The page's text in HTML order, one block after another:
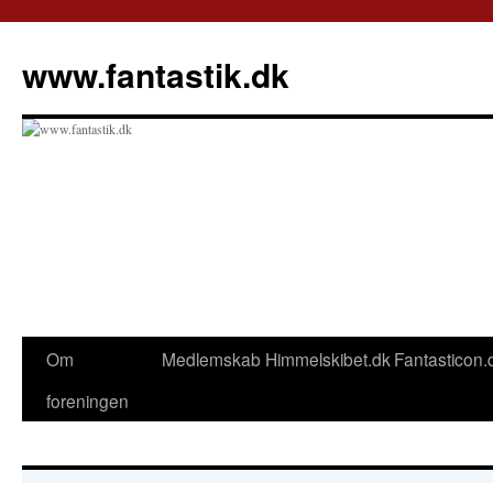
indhold
www.fantastik.dk
Om
foreningen
Medlemskab Himmelskibet.dk